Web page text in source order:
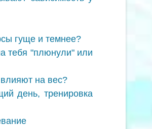
гуще и темнее?
тебя "плюнули" или
на вес?
день, тренировка